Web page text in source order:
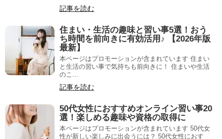
記事を読む
住まい・生活の趣味と習い事5選！おう
ち時間を前向きに有効活用♪ 【2026年版
最新】
本ページはプロモーションが含まれています 住まい
と生活の習い事で気持ちも前向きに！ 住まいや生活
のこ...
記事を読む
50代女性におすすめオンライン習い事20
選！楽しめる趣味や資格の取得に
本ページはプロモーションが含まれています 50代女
性が新しい楽しみに出会うには？ 50代女性におす